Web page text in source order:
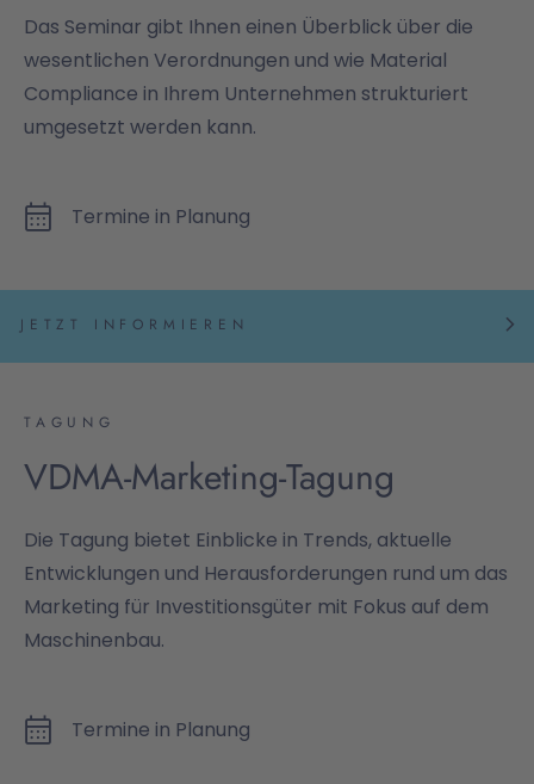
Das Seminar gibt Ihnen einen Überblick über die
wesentlichen Verordnungen und wie Material
Compliance in Ihrem Unternehmen strukturiert
umgesetzt werden kann.
Termine in Planung
JETZT INFORMIEREN
TAGUNG
VDMA-Marketing-Tagung
Die Tagung bietet Einblicke in Trends, aktuelle
Entwicklungen und Herausforderungen rund um das
Marketing für Investitionsgüter mit Fokus auf dem
Maschinenbau.
Termine in Planung